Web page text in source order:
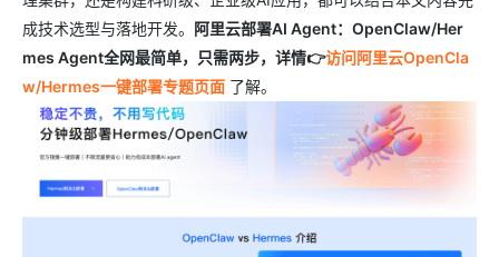
成技术选型与落地开发。 阿里云部署AI Agent：OpenClaw/Her
mes Agent全网最简单，只需两步，详情👉访问阿里云OpenCla
w/Hermes一键部署专题页面 了解。